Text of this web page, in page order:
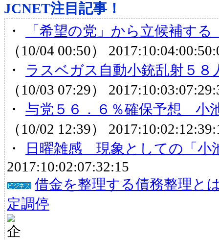
JCNET注目記事！
・
「希望の党」から立候補す
（10/04 00:50）
・
ラスベガス自動小銃乱射５
（10/03 07:29）
・ 与党５６．６％確保予想 小
（10/02 12:39）
・
日曜雑感 現象としての「小
2017:10:02:07:32:15
借金を整理する債務整理と
定調停